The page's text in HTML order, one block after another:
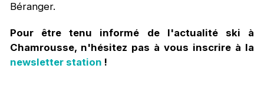
Béranger.
Pour être tenu informé de l'actualité ski à
Chamrousse, n'hésitez pas à vous inscrire à la
newsletter station !